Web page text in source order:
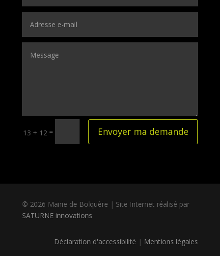
13 + 12 = Envoyer ma demande
© 2026 Mairie de Bolquère | Site Internet réalisé par
SATURNE innovations
Déclaration d'accessibilité | Mentions légales